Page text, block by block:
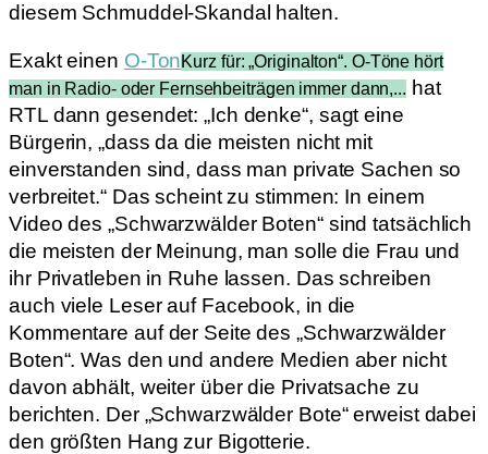
diesem Schmuddel-Skandal halten.
Exakt einen O-TonKurz für: „Originalton“. O-Töne hört
man in Radio- oder Fernsehbeiträgen immer dann,... hat
RTL dann gesendet: „Ich denke“, sagt eine
Bürgerin, „dass da die meisten nicht mit
einverstanden sind, dass man private Sachen so
verbreitet.“ Das scheint zu stimmen: In einem
Video des „Schwarzwälder Boten“ sind tatsächlich
die meisten der Meinung, man solle die Frau und
ihr Privatleben in Ruhe lassen. Das schreiben
auch viele Leser auf Facebook, in die
Kommentare auf der Seite des „Schwarzwälder
Boten“. Was den und andere Medien aber nicht
davon abhält, weiter über die Privatsache zu
berichten. Der „Schwarzwälder Bote“ erweist dabei
den größten Hang zur Bigotterie.